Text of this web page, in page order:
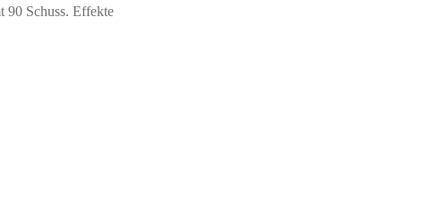
90 Schuss. Effekte